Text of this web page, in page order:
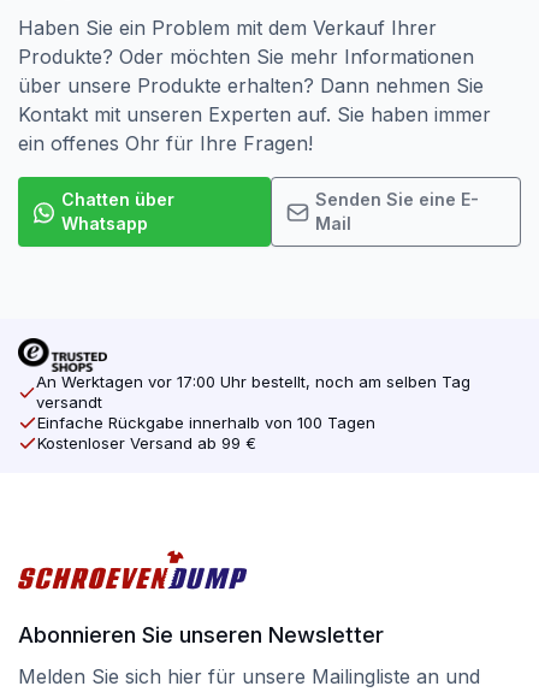
Haben Sie ein Problem mit dem Verkauf Ihrer
Produkte? Oder möchten Sie mehr Informationen
über unsere Produkte erhalten? Dann nehmen Sie
Kontakt mit unseren Experten auf. Sie haben immer
ein offenes Ohr für Ihre Fragen!
Chatten über
Whatsapp
Senden Sie eine E-
Mail
An Werktagen vor 17:00 Uhr bestellt, noch am selben Tag
versandt
Einfache Rückgabe innerhalb von 100 Tagen
Kostenloser Versand ab 99 €
Abonnieren Sie unseren Newsletter
Melden Sie sich hier für unsere Mailingliste an und